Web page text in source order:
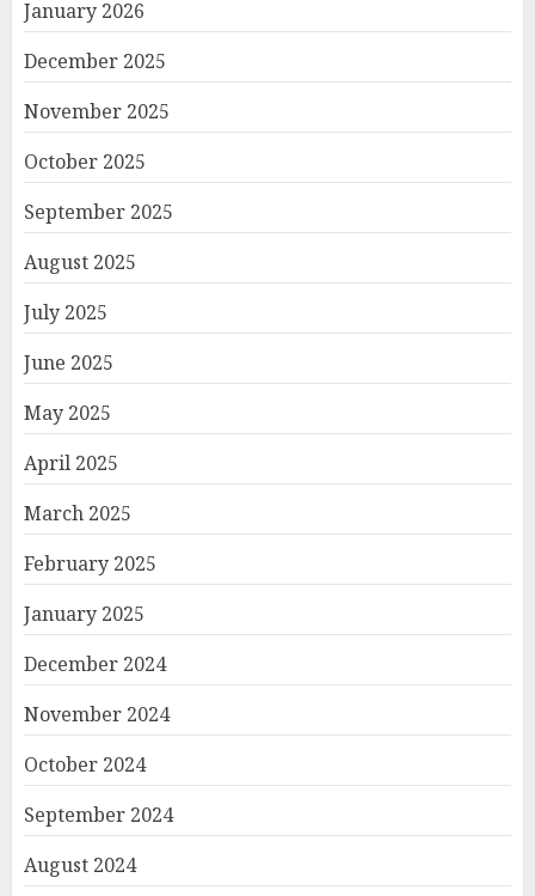
January 2026
December 2025
November 2025
October 2025
September 2025
August 2025
July 2025
June 2025
May 2025
April 2025
March 2025
February 2025
January 2025
December 2024
November 2024
October 2024
September 2024
August 2024